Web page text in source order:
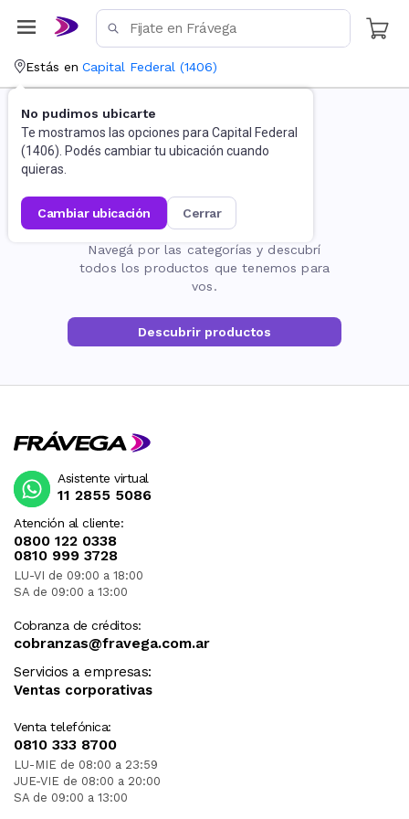
Estás en Capital Federal (1406)
No pudimos ubicarte
Te mostramos las opciones para Capital Federal
(1406). Podés cambiar tu ubicación cuando
quieras.
cambiar ubicación cerrar
La página no existe
Navegá por las categorías y descubrí
todos los productos que tenemos para
vos.
Descubrir productos
Atención al cliente:
0800 122 0338
0810 999 3728
LU-VI de 09:00 a 18:00
SA de 09:00 a 13:00
Cobranza de créditos:
cobranzas@fravega.com.ar
Servicios a empresas:
Ventas corporativas
Venta telefónica:
0810 333 8700
LU-MIE de 08:00 a 23:59
JUE-VIE de 08:00 a 20:00
SA de 09:00 a 13:00
Asistente virtual
11 2855 5086